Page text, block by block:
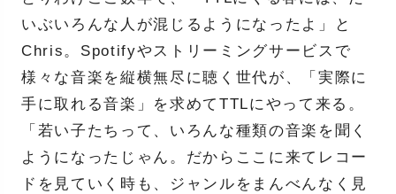
いぶいろんな人が混じるようになったよ」と
Chris。Spotifyやストリーミングサービスで
様々な音楽を縦横無尽に聴く世代が、「実際に
手に取れる音楽」を求めてTTLにやって来る。
「若い子たちって、いろんな種類の音楽を聞く
ようになったじゃん。だからここに来てレコー
ドを見ていく時も、ジャンルをまんべんなく見